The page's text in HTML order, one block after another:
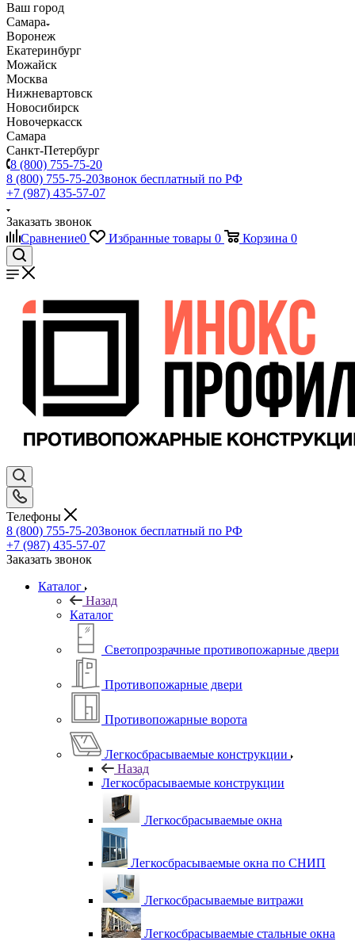
Ваш город
Самара
Воронеж
Екатеринбург
Можайск
Москва
Нижневартовск
Новосибирск
Новочеркасск
Самара
Санкт-Петербург
8 (800) 755-75-20
8 (800) 755-75-20Звонок бесплатный по РФ
+7 (987) 435-57-07
Заказать звонок
Сравнение0 Избранные товары 0 Корзина 0
Телефоны
8 (800) 755-75-20Звонок бесплатный по РФ
+7 (987) 435-57-07
Заказать звонок
Каталог
Назад
Каталог
Светопрозрачные противопожарные двери
Противопожарные двери
Противопожарные ворота
Легкосбрасываемые конструкции
Назад
Легкосбрасываемые конструкции
Легкосбрасываемые окна
Легкосбрасываемые окна по СНИП
Легкосбрасываемые витражи
Легкосбрасываемые стальные окна